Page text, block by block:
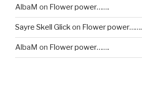
AlbaM on Flower power…….
Sayre Skell Glickon Flower power…….
AlbaM on Flower power…….